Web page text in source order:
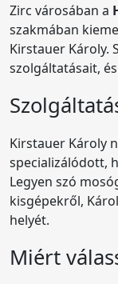
Zirc városában a
szakmában
Kirstauer Károly.
szolgáltatásait,
Kirstauer Károly
specializálódott,
Legyen szó
kisgépekről,
helyét.
Miért